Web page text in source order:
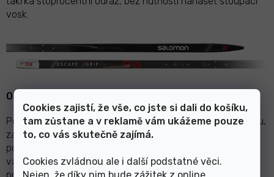
Cookies zajistí, že vše, co jste si dali do košíku,
tam zůstane a v reklamě vám ukážeme pouze
to, co vás skutečně zajímá.
Cookies zvládnou ale i další podstatné věci.
Nejen, že díky nim bude zážitek z online
vosk.
OBUV:
Pokud chcete investovat do celého běžkařského kompletu,
začněte od bot. Nejprve se zaměřte na Vaši výkonnost a
podle toho zvolte ideální model boty. Následně si vyberte
vázání a lyže. V tomto ohledu se nevyplácí přeceňovat či